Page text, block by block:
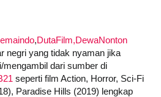
,DutaFilm,DewaNonton
negri yang tidak nyaman jika
mengambil dari sumber di
seperti film Action, Horror, Sci-Fi
Paradise Hills (2019) lengkap